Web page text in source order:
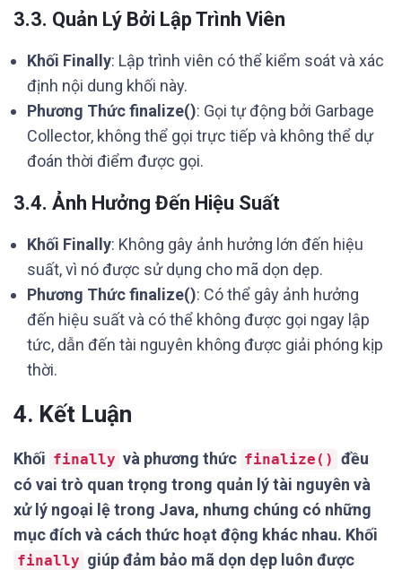
3.3. Quản Lý Bởi Lập Trình Viên
Khối Finally: Lập trình viên có thể kiểm soát và xác
định nội dung khối này.
Phương Thức finalize(): Gọi tự động bởi Garbage
Collector, không thể gọi trực tiếp và không thể dự
đoán thời điểm được gọi.
3.4. Ảnh Hưởng Đến Hiệu Suất
Khối Finally: Không gây ảnh hưởng lớn đến hiệu
suất, vì nó được sử dụng cho mã dọn dẹp.
Phương Thức finalize(): Có thể gây ảnh hưởng
đến hiệu suất và có thể không được gọi ngay lập
tức, dẫn đến tài nguyên không được giải phóng kịp
thời.
4. Kết Luận
Khối finally và phương thức finalize() đều
có vai trò quan trọng trong quản lý tài nguyên và
xử lý ngoại lệ trong Java, nhưng chúng có những
mục đích và cách thức hoạt động khác nhau. Khối
finally giúp đảm bảo mã dọn dẹp luôn được